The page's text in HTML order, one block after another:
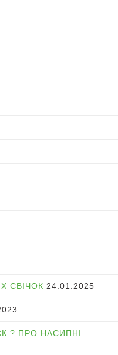
СВІЧОК 24.01.2025
? ПРО НАСИПНІ